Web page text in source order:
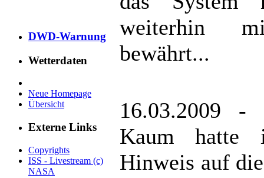
DWD-Warnung
Wetterdaten
Neue Homepage
Übersicht
Externe Links
Copyrights
ISS - Livestream (c)
NASA
weiterhin
bewährt...
16.03.2009 -
Kaum hatte
Hinweis auf